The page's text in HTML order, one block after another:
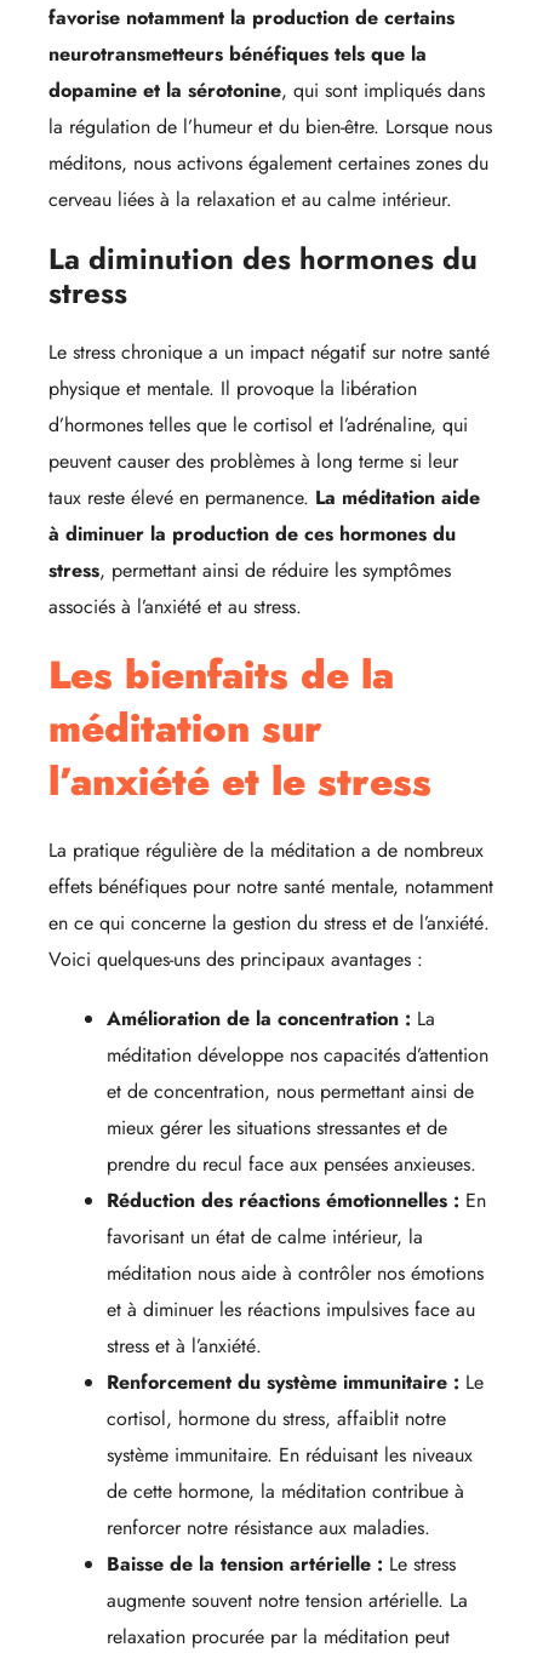
favorise notamment la production de certains
neurotransmetteurs bénéfiques tels que la
dopamine et la sérotonine, qui sont impliqués dans
la régulation de l’humeur et du bien-être. Lorsque nous
méditons, nous activons également certaines zones du
cerveau liées à la relaxation et au calme intérieur.
La diminution des hormones du
stress
Le stress chronique a un impact négatif sur notre santé
physique et mentale. Il provoque la libération
d’hormones telles que le cortisol et l’adrénaline, qui
peuvent causer des problèmes à long terme si leur
taux reste élevé en permanence. La méditation aide
à diminuer la production de ces hormones du
stress, permettant ainsi de réduire les symptômes
associés à l’anxiété et au stress.
Les bienfaits de la
méditation sur
l’anxiété et le stress
La pratique régulière de la méditation a de nombreux
effets bénéfiques pour notre santé mentale, notamment
en ce qui concerne la gestion du stress et de l’anxiété.
Voici quelques-uns des principaux avantages :
Amélioration de la concentration : La
méditation développe nos capacités d’attention
et de concentration, nous permettant ainsi de
mieux gérer les situations stressantes et de
prendre du recul face aux pensées anxieuses.
Réduction des réactions émotionnelles : En
favorisant un état de calme intérieur, la
méditation nous aide à contrôler nos émotions
et à diminuer les réactions impulsives face au
stress et à l’anxiété.
Renforcement du système immunitaire : Le
cortisol, hormone du stress, affaiblit notre
système immunitaire. En réduisant les niveaux
de cette hormone, la méditation contribue à
renforcer notre résistance aux maladies.
Baisse de la tension artérielle : Le stress
augmente souvent notre tension artérielle. La
relaxation procurée par la méditation peut